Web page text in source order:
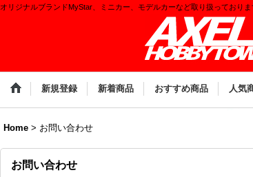
オリジナルブランドMyStar、ミニカー、モデルカーなど取り扱っておりま
新規登録 新着商品 おすすめ商品 人気
Home > お問い合わせ
お問い合わせ